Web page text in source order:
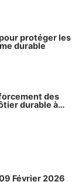
protéger les
durable
des
durable à
Février 2026